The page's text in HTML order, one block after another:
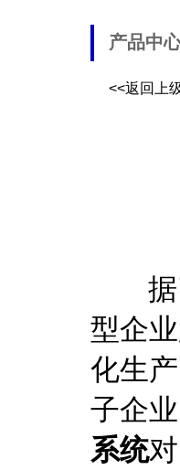
产品中
<<返回上
据了
型企
化生
子企
系统